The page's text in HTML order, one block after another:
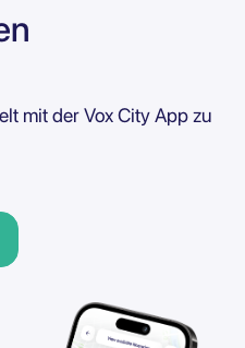
mit der Vox City App zu